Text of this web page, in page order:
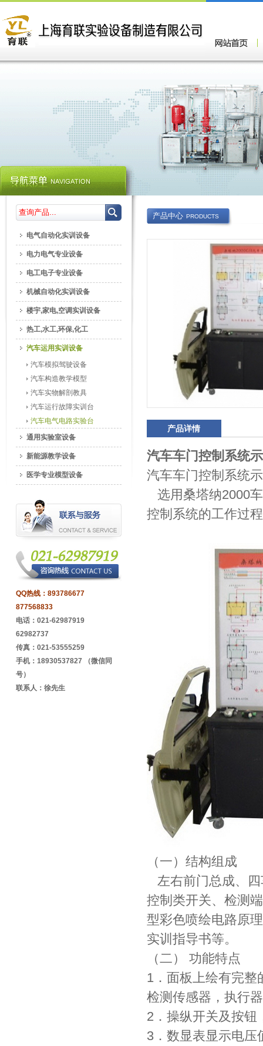
产品中心 PRODUCTS
产品详情
汽车车门控制系统
汽车车门控制系统
选用桑塔纳2000
控制系统的工作过
（一）结构组成
左右前门总成、
控制类开关、检测
型彩色喷绘电路原
实训指导书等。
（二） 功能特点
1．面板上绘有完整
检测传感器，执行
2．操纵开关及按钮
3．数显表显示电压
电气自动化实训设备
电力电气专业设备
电工电子专业设备
机械自动化实训设备
楼宇,家电,空调实训设备
热工,水工,环保,化工
汽车运用实训设备
汽车模拟驾驶设备
汽车构造教学模型
汽车实物解剖教具
汽车运行故障实训台
汽车电气电路实验台
通用实验室设备
新能源教学设备
医学专业模型设备
QQ热线： 893786677
877568833
电话：021-62987919
62982737
传真：021-53555259
手机：18930537827 （微信同
号）
联系人：徐先生